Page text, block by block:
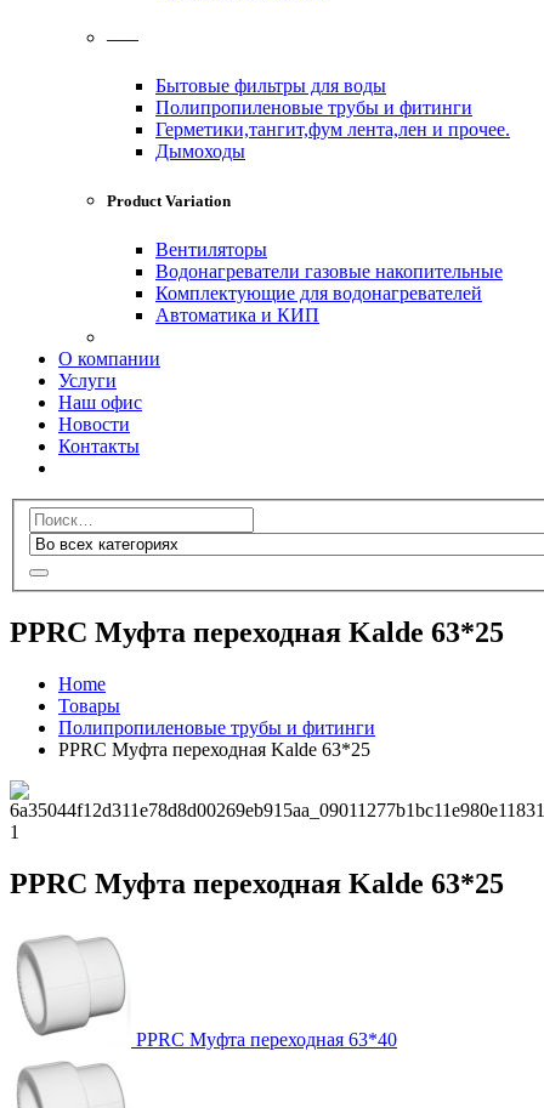
——
Бытовые фильтры для воды
Полипропиленовые трубы и фитинги
Герметики,тангит,фум лента,лен и прочее.
Дымоходы
Product Variation
Вентиляторы
Водонагреватели газовые накопительные
Комплектующие для водонагревателей
Автоматика и КИП
О компании
Услуги
Наш офис
Новости
Контакты
PPRC Муфта переходная Kalde 63*25
Home
Товары
Полипропиленовые трубы и фитинги
PPRC Муфта переходная Kalde 63*25
PPRC Муфта переходная Kalde 63*25
PPRC Муфта переходная 63*40